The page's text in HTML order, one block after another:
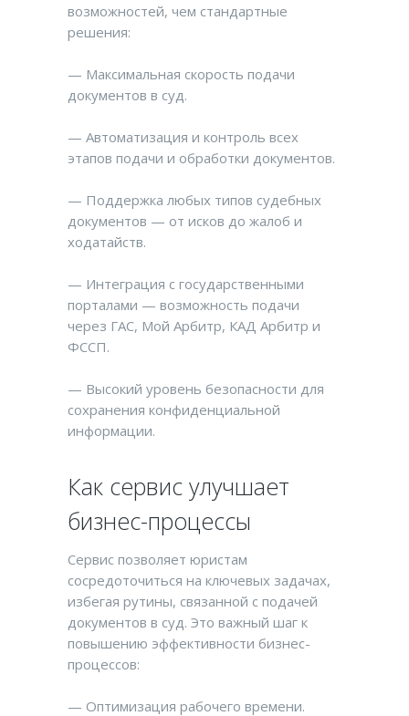
возможностей, чем стандартные
решения:
— Максимальная скорость подачи
документов в суд.
— Автоматизация и контроль всех
этапов подачи и обработки документов.
— Поддержка любых типов судебных
документов — от исков до жалоб и
ходатайств.
— Интеграция с государственными
порталами — возможность подачи
через ГАС, Мой Арбитр, КАД Арбитр и
ФССП.
— Высокий уровень безопасности для
сохранения конфиденциальной
информации.
Как сервис улучшает
бизнес-процессы
Сервис позволяет юристам
сосредоточиться на ключевых задачах,
избегая рутины, связанной с подачей
документов в суд. Это важный шаг к
повышению эффективности бизнес-
процессов:
— Оптимизация рабочего времени.